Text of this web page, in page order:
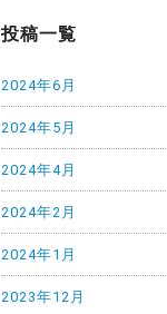
投稿一覧
2024年6月
2024年5月
2024年4月
2024年2月
2024年1月
2023年12月